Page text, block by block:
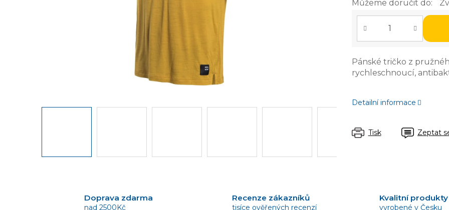
Můžeme doručit do:
Pánské tričko z
rychleschnoucí,
Detailní informace
Tisk Zeptat
Doprava zdarma
nad 2500Kč
Recenze zákazníků
tisíce ověřených recenzí
Kvalitní produkty
vyrobené v Česku